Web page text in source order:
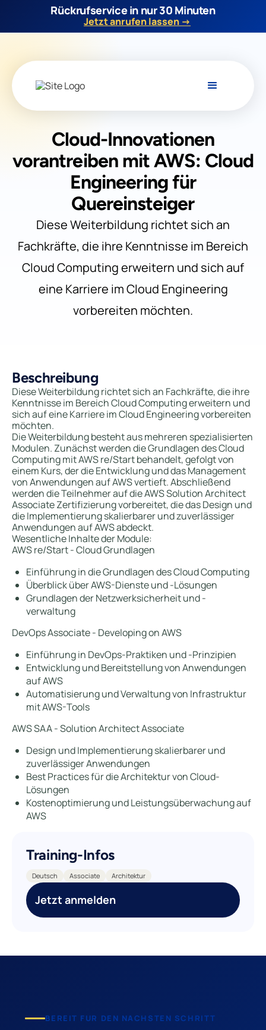
Rückrufservice in nur 30 Minuten
Jetzt anrufen lassen →
Cloud-Innovationen
vorantreiben mit AWS: Cloud
Engineering für
Quereinsteiger
Diese Weiterbildung richtet sich an
Fachkräfte, die ihre Kenntnisse im Bereich
Cloud Computing erweitern und sich auf
eine Karriere im Cloud Engineering
vorbereiten möchten.
Beschreibung
Diese Weiterbildung richtet sich an Fachkräfte, die ihre
Kenntnisse im Bereich Cloud Computing erweitern und
sich auf eine Karriere im Cloud Engineering vorbereiten
möchten.
Die Weiterbildung besteht aus mehreren spezialisierten
Modulen. Zunächst werden die Grundlagen des Cloud
Computing mit AWS re/Start behandelt, gefolgt von
einem Kurs, der die Entwicklung und das Management
von Anwendungen auf AWS vertieft. Abschließend
werden die Teilnehmer auf die AWS Solution Architect
Associate Zertifizierung vorbereitet, die das Design und
die Implementierung skalierbarer und zuverlässiger
Anwendungen auf AWS abdeckt.
Wesentliche Inhalte der Module:
AWS re/Start - Cloud Grundlagen
Einführung in die Grundlagen des Cloud Computing
Überblick über AWS-Dienste und -Lösungen
Grundlagen der Netzwerksicherheit und -
verwaltung
DevOps Associate - Developing on AWS
Einführung in DevOps-Praktiken und -Prinzipien
Entwicklung und Bereitstellung von Anwendungen
auf AWS
Automatisierung und Verwaltung von Infrastruktur
mit AWS-Tools
AWS SAA - Solution Architect Associate
Design und Implementierung skalierbarer und
zuverlässiger Anwendungen
Best Practices für die Architektur von Cloud-
Lösungen
Kostenoptimierung und Leistungsüberwachung auf
AWS
Training-Infos
Deutsch Associate Architektur
Jetzt anmelden
BEREIT FUR DEN NACHSTEN SCHRITT